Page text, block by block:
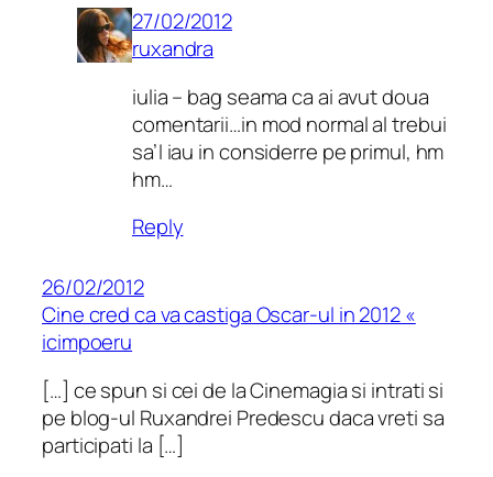
27/02/2012
ruxandra
iulia – bag seama ca ai avut doua
comentarii…in mod normal al trebui
sa’l iau in considerre pe primul, hm
hm…
Reply
26/02/2012
Cine cred ca va castiga Oscar-ul in 2012 «
icimpoeru
[…] ce spun si cei de la Cinemagia si intrati si
pe blog-ul Ruxandrei Predescu daca vreti sa
participati la […]